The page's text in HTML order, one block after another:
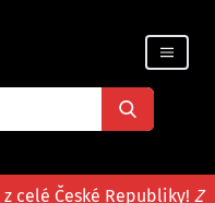
z celé České Republiky! Z